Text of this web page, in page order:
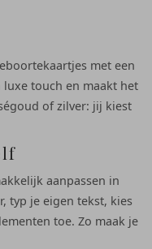
met een
touch en maakt het
of zilver: jij kiest
aanpassen in
typ je eigen tekst, kies
toe. Zo maak je